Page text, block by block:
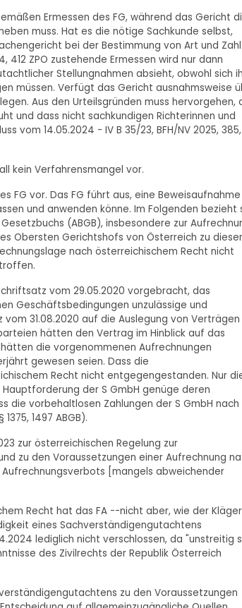
Ermessen des FG, während das Gericht
muss. Hat es die nötige Sachkunde selbst,
bei der Bestimmung von Art und Zahl
ZPO zustehende Ermessen wird nur dann
Stellungnahmen absieht, obwohl sich
müssen. Verfügt das Gericht ausnahmsweise
Aus den Urteilsgründen muss hervorgehen,
und dass nicht sachkundigen Richterinnen und
vom 14.05.2024 - IV B 35/23, BFH/NV 2025, 385,
kein Verfahrensmangel vor.
FG vor. Das FG führt aus, eine Beweisaufnahme
und anwenden könne. Im Folgenden bezieht
(ABGB), insbesondere zur
Obersten Gerichtshofs von Österreich zu
nach österreichischem Recht nicht
vom 29.05.2020 vorgebracht, das
Geschäftsbedingungen unzulässige und
31.08.2020 auf die Auslegung von Verträgen
hätten den Vertrag im Hinblick auf das
die vorgenommenen Aufrechnungen
gewesen seien. Dass die
Recht nicht entgegengestanden. Nur
der S GmbH genüge deren
die vorbehaltlosen Zahlungen der S GmbH nach
1497 ABGB).
zur österreichischen Regelung zur
zu den Voraussetzungen einer Aufrechnung
[mangels abweichender
Recht hat das FA --nicht aber, wie der Kläger
eines Sachverständigengutachtens
lediglich nicht verschlossen, da "unstreitig
des Zivilrechts der Republik Österreich
zu den Voraussetzungen